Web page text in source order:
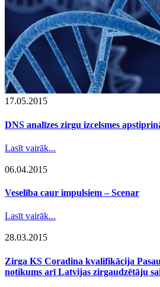
17.05.2015
DNS analīzes zirgu izcelsmes
Lasīt vairāk...
06.04.2015
Veselība caur impulsiem – Scenar
Lasīt vairāk...
28.03.2015
Zirga KS Coradina kvalifikācija
notikums arī Latvijas zirgaudzētāju